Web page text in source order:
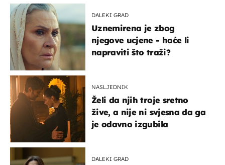
DALEKI GRAD
Uznemirena je zbog
njegove ucjene - hoće li
napraviti što traži?
NASLJEDNIK
Želi da njih troje sretno
žive, a nije ni svjesna da ga
je odavno izgubila
DALEKI GRAD